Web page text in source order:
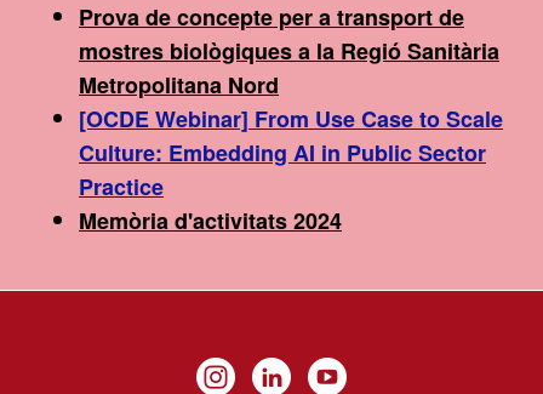
Prova de concepte per a transport de
mostres biològiques a la Regió Sanitària
Metropolitana Nord
[OCDE Webinar] From Use Case to Scale
Culture: Embedding AI in Public Sector
Practice
Memòria d'activitats 2024